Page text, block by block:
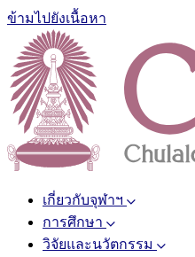
ข้ามไปยังเนื้อหา
เกี่ยวกับจุฬาฯ
การศึกษา
วิจัยและนวัตกรรม